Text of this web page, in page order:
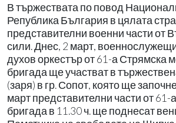
В тържествата по повод
Република България в цялата
представителни военни части от
сили. Днес, 2 март,
духов оркестър от 61-а Стрямска
бригада ще участват в
(заря) в гр. Сопот, която ще
март представителни части от
бригада в 11.30 ч. ще поднесат